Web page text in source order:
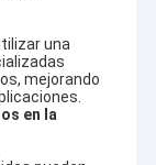
una
mejorando
en la